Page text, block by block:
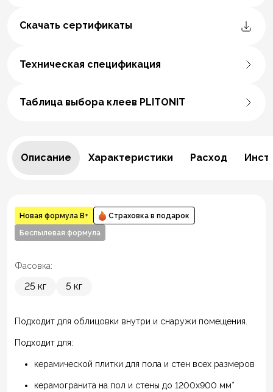
Скачать сертификаты
Техническая спецификация
Таблица выбора клеев PLITONIT
Описание Характеристики Расход
Новая формула В+ Страховка в подарок
Беспылевая формула
Фасовка:
25 кг 5 кг
Подходит для облицовки внутри и снаружи помещения.
Подходит для:
керамической плитки для пола и стен всех размеров
керамогранита на пол и стены до 1200х900 мм*